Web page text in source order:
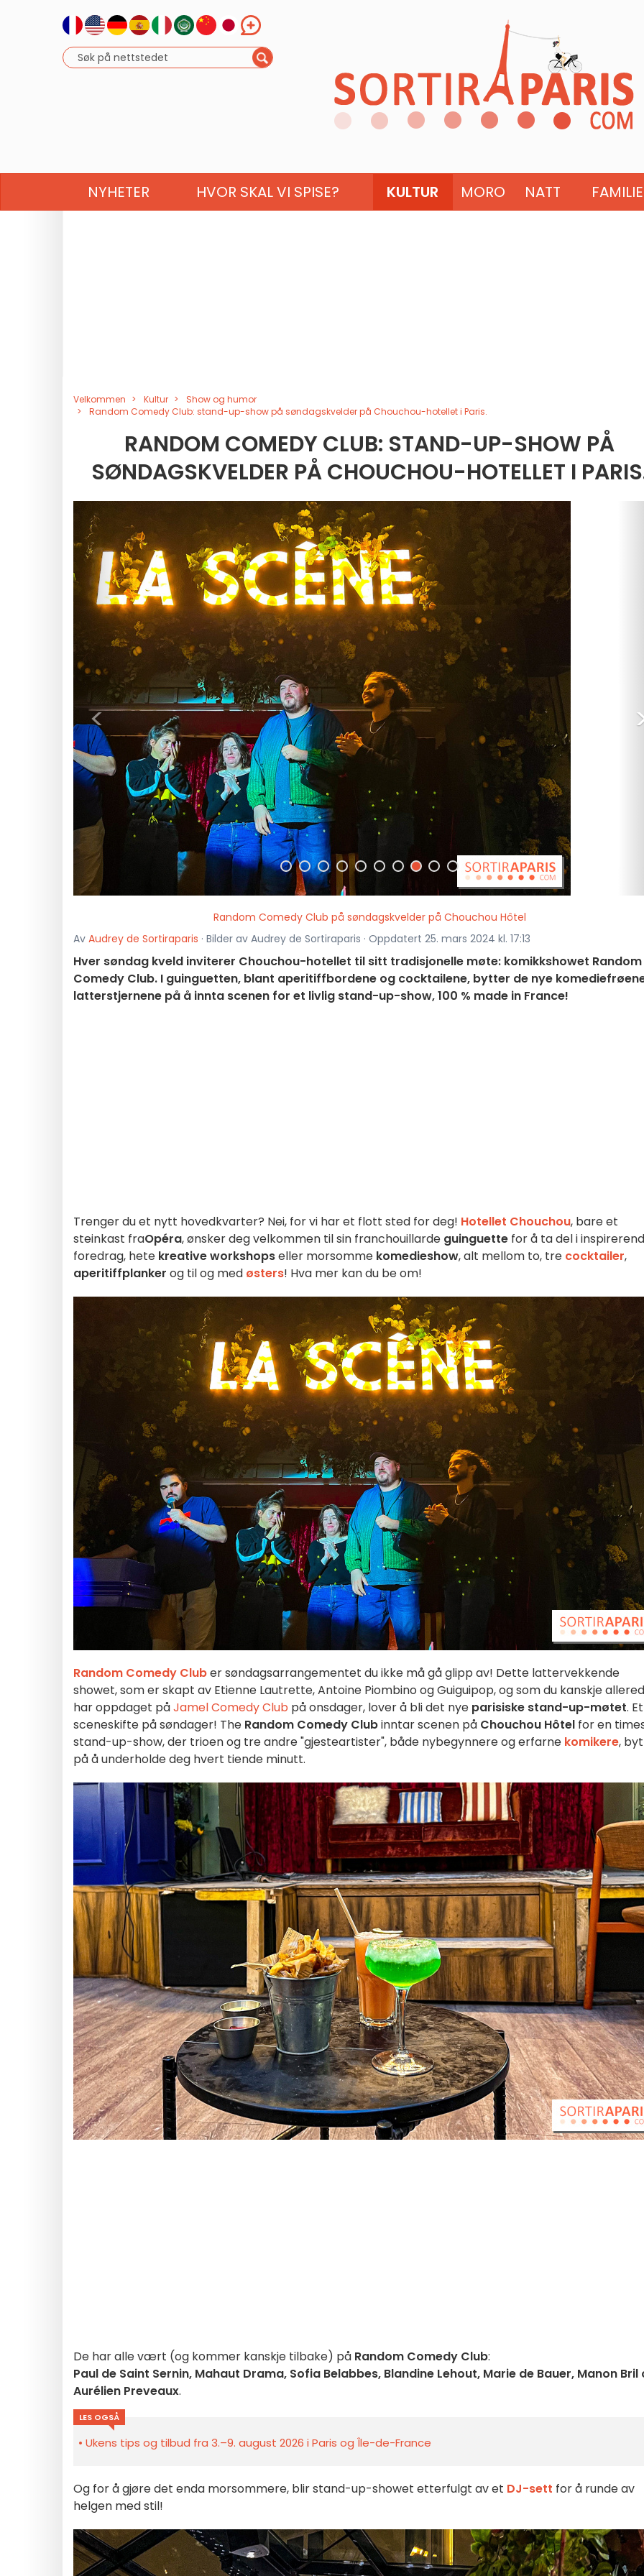
NYHETER HVOR SKAL VI SPISE? KULTUR MORO NATT FAMILIE
Velkommen Kultur
Show og humor
Random Comedy Club: stand-up-show på søndagskvelder på Chouchou-hotellet i Paris.
RANDOM COMEDY CLUB: STAND-UP-SHOW PÅ
SØNDAGSKVELDER PÅ CHOUCHOU-HOTELLET I
<
Random Comedy Club på søndagskvelder på Chouchou Hôtel
Av Audrey de Sortiraparis · Bilder av Audrey de Sortiraparis · Oppdatert 25. mars 2024 kl. 17:13
Hver søndag kveld inviterer Chouchou-hotellet til sitt tradisjonelle møte: komikkshowet Random
Comedy Club. I guinguetten, blant aperitiffbordene og cocktailene, bytter de nye
latterstjernene på å innta scenen for et livlig stand-up-show, 100 % made in France!
Trenger du et nytt hovedkvarter? Nei, for vi har et flott sted for deg! Hotellet Chouchou, bare et
steinkast fraOpéra, ønsker deg velkommen til sin franchouillarde guinguette for å ta del i
foredrag, hete kreative workshopseller morsomme komedieshow, alt mellom to, tre cocktailer,
aperitiffplanker og til og med østers! Hva mer kan du be om!
Random Comedy Cluber søndagsarrangementet du ikke må gå glipp av! Dette lattervekkende
showet, som er skapt av Etienne Lautrette, Antoine Piombino og Guiguipop, og som du kanskje
har oppdaget påJamel Comedy Club på onsdager, lover å bli det nye parisiske stand-up-møtet. Et
sceneskifte på søndager! The Random Comedy Clubinntar scenen på Chouchou Hôtel for en
stand-up-show, der trioen og tre andre "gjesteartister", både nybegynnere og erfarne komikere,
på å underholde deg hvert tiende minutt.
De har alle vært (og kommer kanskje tilbake) på Random Comedy Club:
Paul de Saint Sernin, Mahaut Drama, Sofia Belabbes, Blandine Lehout, Marie de Bauer, Manon Bril
Aurélien Preveaux.
LES OGSÅ
Ukens tips og tilbud fra 3.–9. august 2026 i Paris og Île-de-France
Og for å gjøre det enda morsommere, blir stand-up-showet etterfulgt av et DJ-sett for å runde av
helgen med stil!